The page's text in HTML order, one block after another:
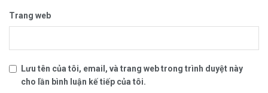
Trang web
Lưu tên của tôi, email, và trang web trong trình duyệt này
cho lần bình luận kế tiếp của tôi.